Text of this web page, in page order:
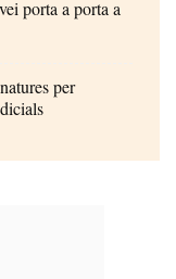
porta a porta a
per